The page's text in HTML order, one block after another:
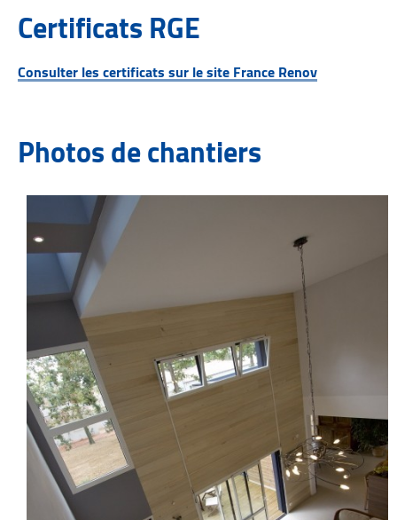
Certificats RGE
Consulter les certificats sur le site France Renov
Photos de chantiers